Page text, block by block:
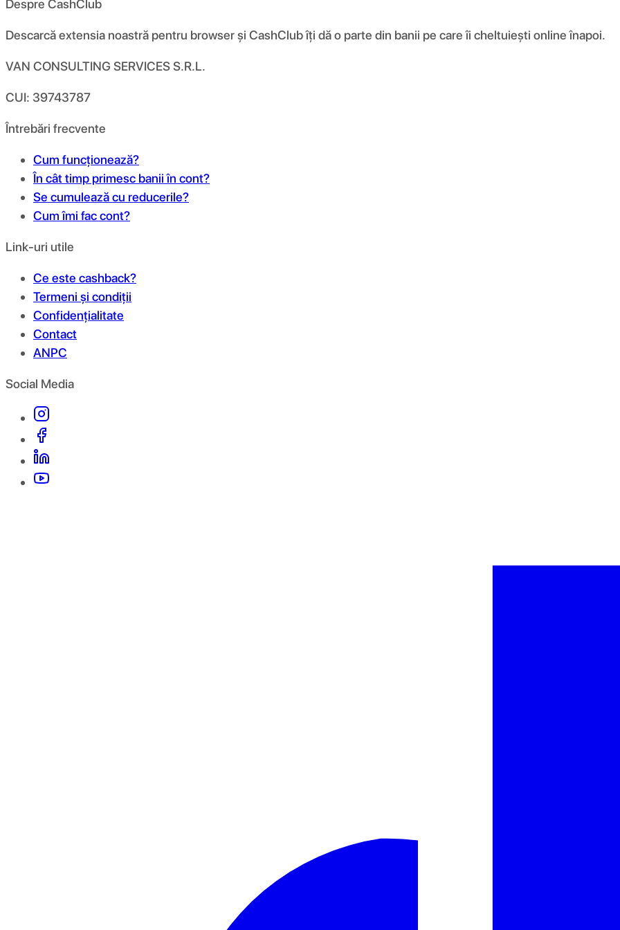
Despre CashClub
Descarcă extensia noastră pentru browser și CashClub îți dă o parte din banii pe care îi cheltuiești online înapoi.
VAN CONSULTING SERVICES S.R.L.
CUI: 39743787
Întrebări frecvente
Cum funcționează?
În cât timp primesc banii în cont?
Se cumulează cu reducerile?
Cum îmi fac cont?
Link-uri utile
Ce este cashback?
Termeni și condiții
Confidențialitate
Contact
ANPC
Social Media